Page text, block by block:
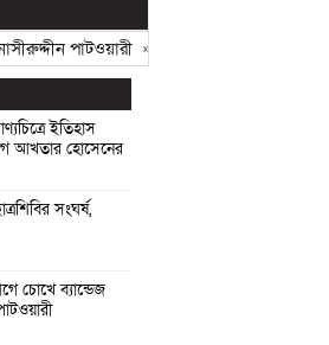
পাটওয়ারী» «
ইতিহাস
আখতার হোসেনের
সংঘর্ষ,
চোখে ব্যান্ডেজ